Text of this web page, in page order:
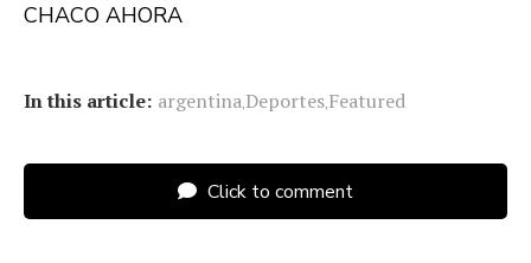
CHACO AHORA
In this article: argentina,Deportes,Featured
Click to comment